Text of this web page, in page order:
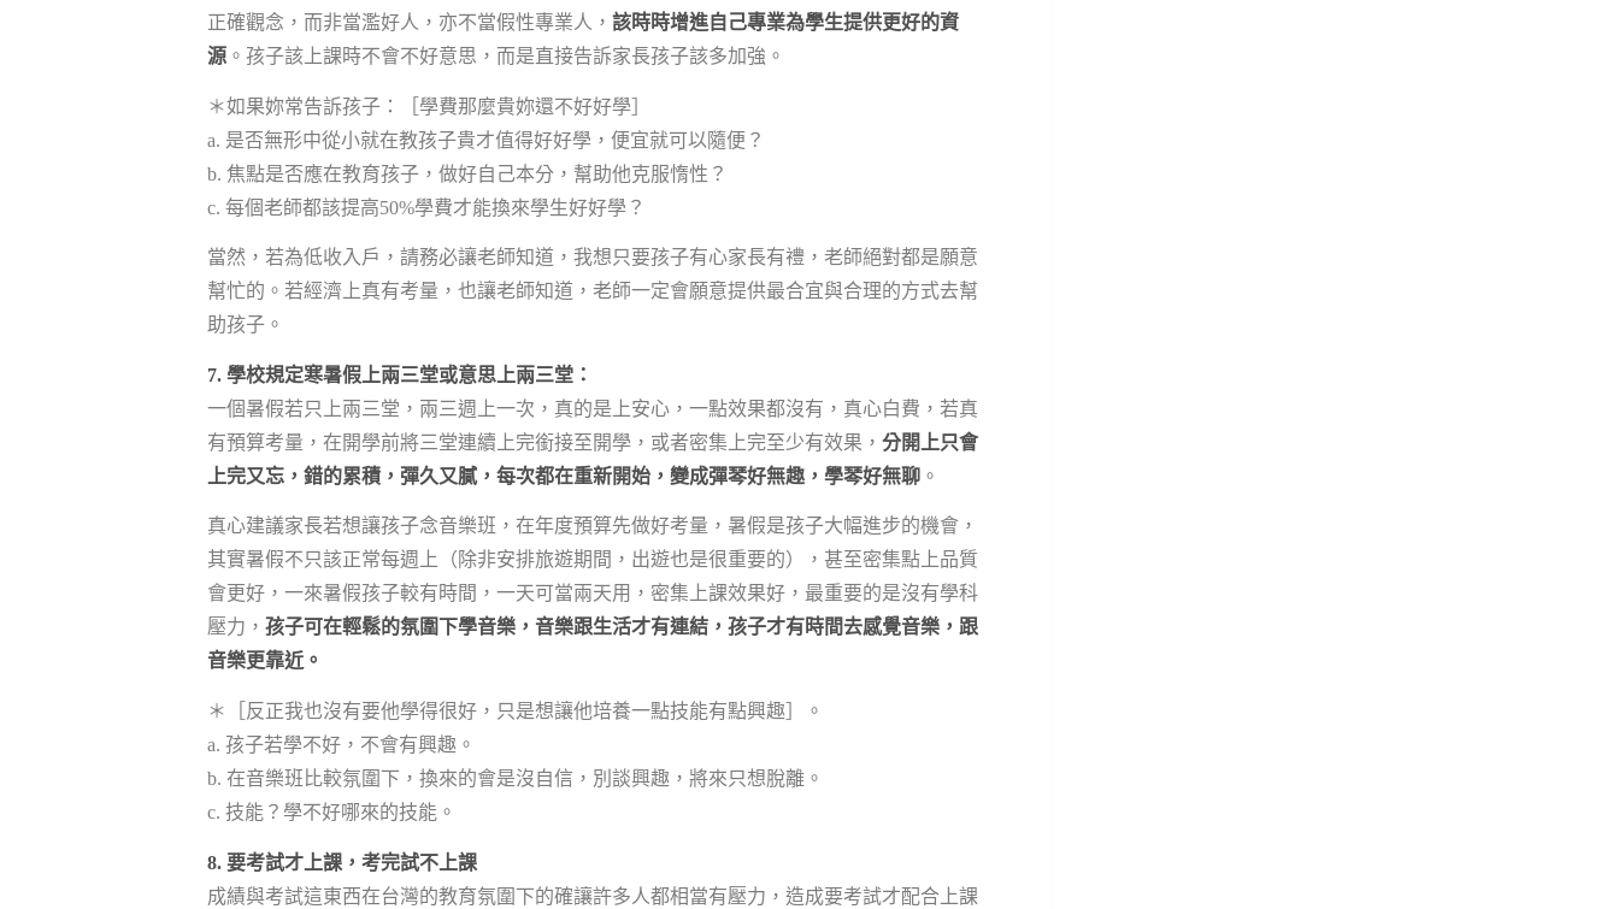
正確觀念，而非當濫好人，亦不當假性專業人， 該時時增進自己專業為學生提供更好的資
源 。孩子該上課時不會不好意思，而是直接告訴家長孩子該多加強。
＊如果妳常告訴孩子：［學費那麼貴妳還不好好學］
a. 是否無形中從小就在教孩子貴才值得好好學，便宜就可以隨便？
b. 焦點是否應在教育孩子，做好自己本分，幫助他克服惰性？
c. 每個老師都該提高50%學費才能換來學生好好學？
當然，若為低收入戶，請務必讓老師知道，我想只要孩子有心家長有禮，老師絕對都是願意
幫忙的。若經濟上真有考量，也讓老師知道，老師一定會願意提供最合宜與合理的方式去幫
助孩子。
7. 學校規定寒暑假上兩三堂或意思上兩三堂：
一個暑假若只上兩三堂，兩三週上一次，真的是上安心，一點效果都沒有，真心白費，若真
有預算考量，在開學前將三堂連續上完銜接至開學，或者密集上完至少有效果， 分開上只會
上完又忘，錯的累積，彈久又膩，每次都在重新開始，變成彈琴好無趣，學琴好無聊 。
真心建議家長若想讓孩子念音樂班，在年度預算先做好考量，暑假是孩子大幅進步的機會，
其實暑假不只該正常每週上（除非安排旅遊期間，出遊也是很重要的），甚至密集點上品質
會更好，一來暑假孩子較有時間，一天可當兩天用，密集上課效果好，最重要的是沒有學科
壓力， 孩子可在輕鬆的氛圍下學音樂，音樂跟生活才有連結，孩子才有時間去感覺音樂，跟
音樂更靠近。
＊［反正我也沒有要他學得很好，只是想讓他培養一點技能有點興趣］。
a. 孩子若學不好，不會有興趣。
b. 在音樂班比較氛圍下，換來的會是沒自信，別談興趣，將來只想脫離。
c. 技能？學不好哪來的技能。
8. 要考試才上課，考完試不上課
成績與考試這東西在台灣的教育氛圍下的確讓許多人都相當有壓力，造成要考試才配合上課